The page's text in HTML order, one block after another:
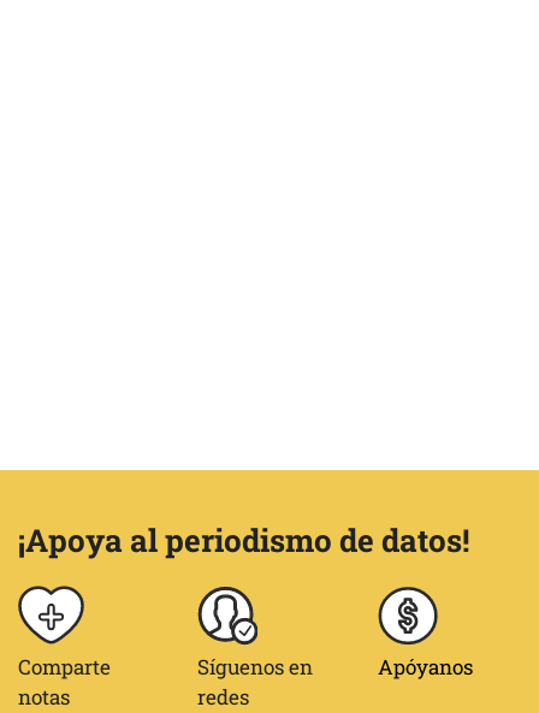
¡Apoya al periodismo de datos!
Comparte
notas
Síguenos en
redes
Apóyanos